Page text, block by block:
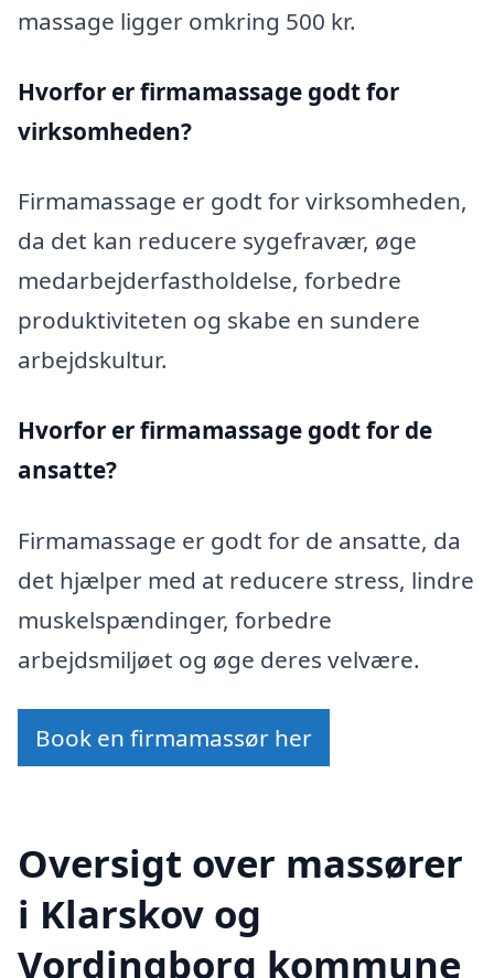
massage ligger omkring 500 kr.
Hvorfor er firmamassage godt for
virksomheden?
Firmamassage er godt for virksomheden,
da det kan reducere sygefravær, øge
medarbejderfastholdelse, forbedre
produktiviteten og skabe en sundere
arbejdskultur.
Hvorfor er firmamassage godt for de
ansatte?
Firmamassage er godt for de ansatte, da
det hjælper med at reducere stress, lindre
muskelspændinger, forbedre
arbejdsmiljøet og øge deres velvære.
Book en firmamassør her
Oversigt over massører
i Klarskov og
Vordingborg kommune